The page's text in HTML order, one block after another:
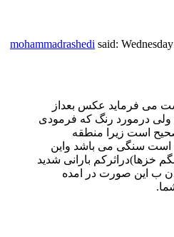
mohammadrashedi said:
می فرماید عکس بعداز
درمورد رنگ که فرمودی
است زیرا منطقه
است سنگی می باشد واین
خزها)دراثرکم بارانی شدید
ب این صورت در امده